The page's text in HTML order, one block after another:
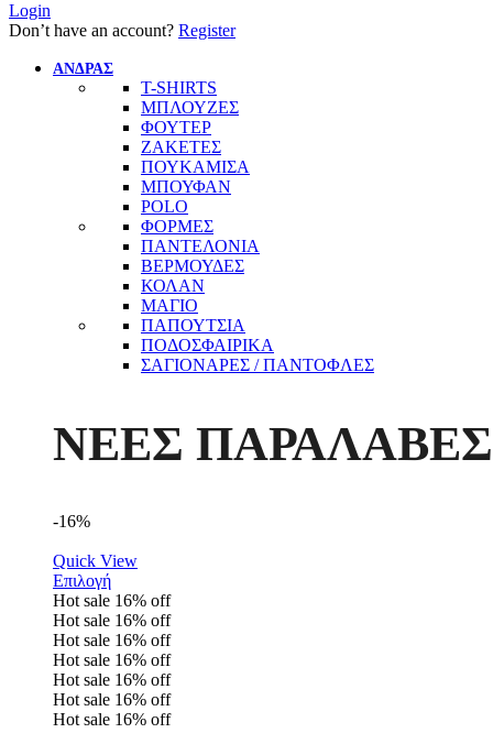
Login
Don’t have an account? Register
ΑΝΔΡΑΣ
T-SHIRTS
ΜΠΛΟΥΖΕΣ
ΦΟΥΤΕΡ
ΖΑΚΕΤΕΣ
ΠΟΥΚΑΜΙΣΑ
ΜΠΟΥΦΑΝ
POLO
ΦΟΡΜΕΣ
ΠΑΝΤΕΛΟΝΙΑ
ΒΕΡΜΟΥΔΕΣ
ΚΟΛΑΝ
ΜΑΓΙΟ
ΠΑΠΟΥΤΣΙΑ
ΠΟΔΟΣΦΑΙΡΙΚΑ
ΣΑΓΙΟΝΑΡΕΣ / ΠΑΝΤΟΦΛΕΣ
ΝΕΕΣ ΠΑΡΑΛΑΒΕΣ
-16%
Quick View
Επιλογή
Hot sale 16% off
Hot sale 16% off
Hot sale 16% off
Hot sale 16% off
Hot sale 16% off
Hot sale 16% off
Hot sale 16% off